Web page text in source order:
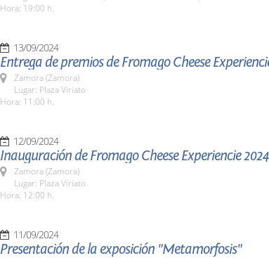
Hora: 19:00 h.
13/09/2024
Entrega de premios de Fromago Cheese
Zamora (Zamora)
Lugar: Plaza Viriato
Hora: 11:00 h.
12/09/2024
Inauguración de Fromago Cheese Experiencie 2024
Zamora (Zamora)
Lugar: Plaza Viriato
Hora: 12:00 h.
11/09/2024
Presentación de la exposición "Metamorfosis"